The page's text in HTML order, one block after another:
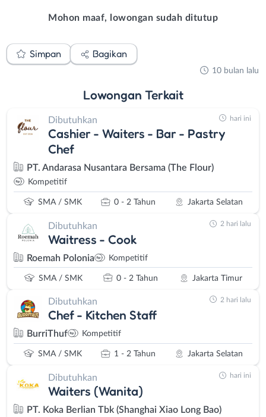
Mohon maaf, lowongan sudah ditutup
Simpan Bagikan
10 bulan lalu
Lowongan Terkait
Dibutuhkan
Cashier - Waiters - Bar - Pastry
Chef
PT. Andarasa Nusantara Bersama (The Flour)
Kompetitif
SMA / SMK 0 - 2 Tahun Jakarta Selatan
hari ini
Dibutuhkan
Waitress - Cook
Roemah Polonia Kompetitif
SMA / SMK 0 - 2 Tahun Jakarta Timur
2 hari lalu
Dibutuhkan
Chef - Kitchen Staff
BurriThuf Kompetitif
SMA / SMK 1 - 2 Tahun Jakarta Selatan
2 hari lalu
Dibutuhkan
Waiters (Wanita)
PT. Koka Berlian Tbk (Shanghai Xiao Long Bao)
hari ini